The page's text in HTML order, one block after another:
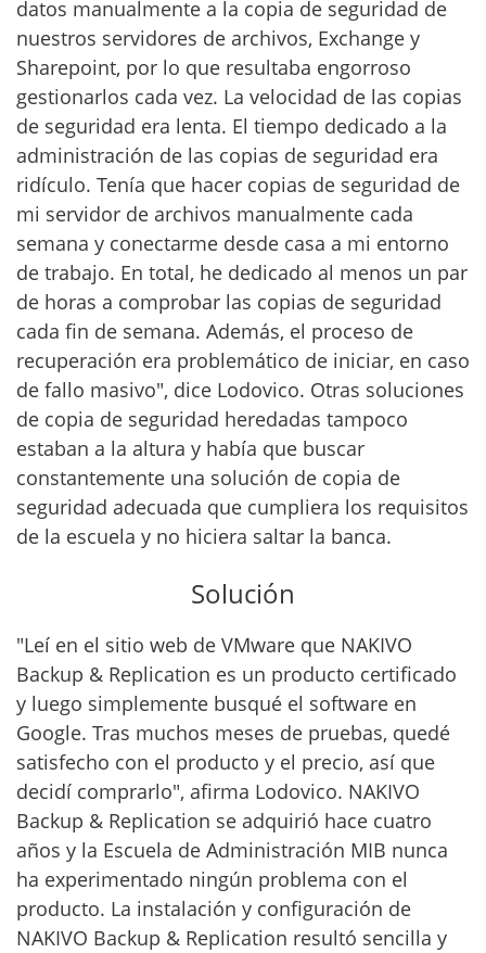
datos manualmente a la copia de seguridad de
nuestros servidores de archivos, Exchange y
Sharepoint, por lo que resultaba engorroso
gestionarlos cada vez. La velocidad de las copias
de seguridad era lenta. El tiempo dedicado a la
administración de las copias de seguridad era
ridículo. Tenía que hacer copias de seguridad de
mi servidor de archivos manualmente cada
semana y conectarme desde casa a mi entorno
de trabajo. En total, he dedicado al menos un par
de horas a comprobar las copias de seguridad
cada fin de semana. Además, el proceso de
recuperación era problemático de iniciar, en caso
de fallo masivo", dice Lodovico. Otras soluciones
de copia de seguridad heredadas tampoco
estaban a la altura y había que buscar
constantemente una solución de copia de
seguridad adecuada que cumpliera los requisitos
de la escuela y no hiciera saltar la banca.
Solución
"Leí en el sitio web de VMware que NAKIVO
Backup & Replication es un producto certificado
y luego simplemente busqué el software en
Google. Tras muchos meses de pruebas, quedé
satisfecho con el producto y el precio, así que
decidí comprarlo", afirma Lodovico. NAKIVO
Backup & Replication se adquirió hace cuatro
años y la Escuela de Administración MIB nunca
ha experimentado ningún problema con el
producto. La instalación y configuración de
NAKIVO Backup & Replication resultó sencilla y